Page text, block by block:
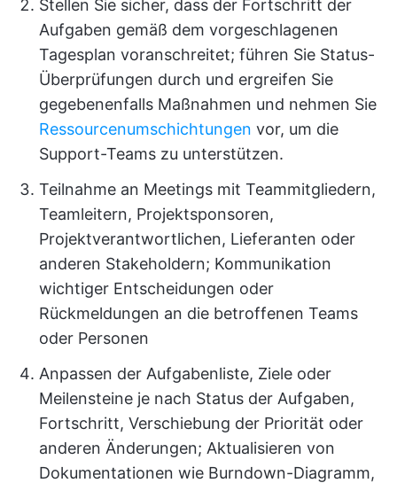
Stellen Sie sicher, dass der Fortschritt der
Aufgaben gemäß dem vorgeschlagenen
Tagesplan voranschreitet; führen Sie Status-
Überprüfungen durch und ergreifen Sie
gegebenenfalls Maßnahmen und nehmen Sie
Ressourcenumschichtungen vor, um die
Support-Teams zu unterstützen.
Teilnahme an Meetings mit Teammitgliedern,
Teamleitern, Projektsponsoren,
Projektverantwortlichen, Lieferanten oder
anderen Stakeholdern; Kommunikation
wichtiger Entscheidungen oder
Rückmeldungen an die betroffenen Teams
oder Personen
Anpassen der Aufgabenliste, Ziele oder
Meilensteine je nach Status der Aufgaben,
Fortschritt, Verschiebung der Priorität oder
anderen Änderungen; Aktualisieren von
Dokumentationen wie Burndown-Diagramm,